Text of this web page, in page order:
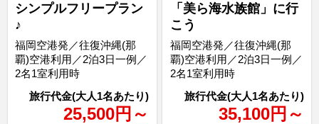
シンプルフリープラン
♪
25,500円 ～
福岡空港発／往復沖縄(那
覇)空港利用／2泊3日一例／
2名1室利用時
「美ら海水族館」に行
こう
35,100円 ～
福岡空港発／往復沖縄(那
覇)空港利用／2泊3日一例／
2名1室利用時